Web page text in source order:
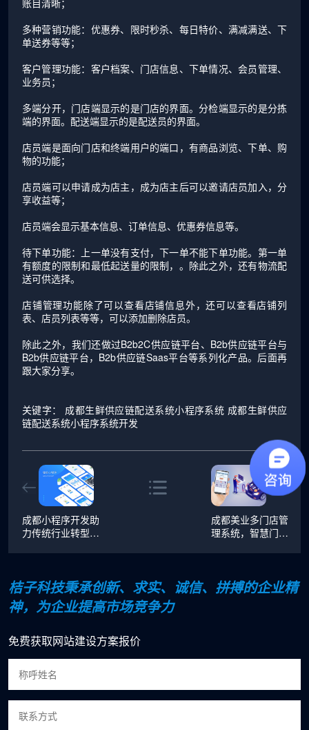
账目清晰；
多种营销功能：优惠券、限时秒杀、每日特价、满减满送、下
单送券等等；
客户管理功能：客户档案、门店信息、下单情况、会员管理、
业务员；
多端分开，门店端显示的是门店的界面。分检端显示的是分拣
端的界面。配送端显示的是配送员的界面。
店员端是面向门店和终端用户的端口，有商品浏览、下单、购
物的功能；
店员端可以申请成为店主，成为店主后可以邀请店员加入，分
享收益等；
店员端会显示基本信息、订单信息、优惠券信息等。
待下单功能：上一单没有支付，下一单不能下单功能。第一单
有额度的限制和最低起送量的限制，。除此之外，还有物流配
送可供选择。
店铺管理功能除了可以查看店铺信息外，还可以查看店铺列
表、店员列表等等，可以添加删除店员。
除此之外，我们还做过B2b2C供应链平台、B2b供应链平台与
B2b供应链平台，B2b供应链Saas平台等系列化产品。后面再
跟大家分享。
关键字： 成都生鲜供应链配送系统小程序系统 成都生鲜供应
链配送系统小程序系统开发
成都小程序开发助
力传统行业转型升
成都美业多门店管
理系统，智慧门店
桔子科技秉承创新、求实、诚信、拼搏的企业精
神，为企业提高市场竞争力
免费获取网站建设方案报价